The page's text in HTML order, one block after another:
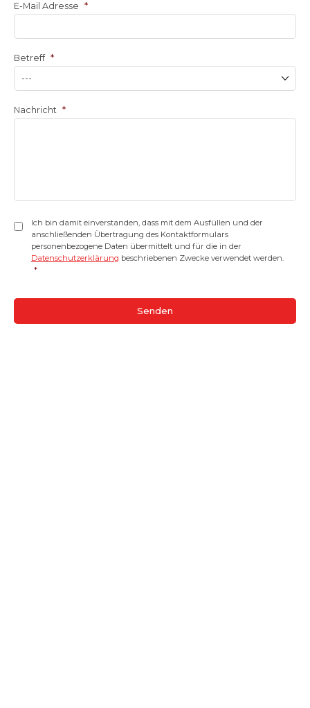
E-Mail Adresse *
Betreff *
Nachricht *
Einwilligung *
Ich bin damit einverstanden, dass mit dem Ausfüllen und der
anschließenden Übertragung des Kontaktformulars
personenbezogene Daten übermittelt und für die in der
Datenschutzerklärung beschriebenen Zwecke verwendet werden.
*